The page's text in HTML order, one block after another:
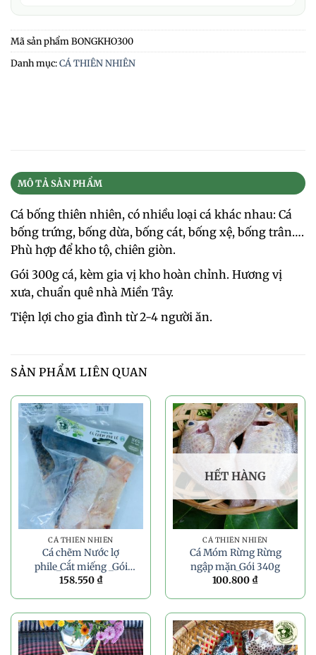
Mã sản phẩmBONGKHO300
Danh mục:CÁ THIÊN NHIÊN
MÔ TẢ SẢN PHẨM
Cá bống thiên nhiên, có nhiều loại cá khác nhau: Cá
bống trứng, bống dừa, bống cát, bống xệ, bống trân….
Phù hợp để kho tộ, chiên giòn.
Gói 300g cá, kèm gia vị kho hoàn chỉnh. Hương vị
xưa, chuẩn quê nhà Miền Tây.
Tiện lợi cho gia đình từ 2-4 người ăn.
SẢN PHẨM LIÊN QUAN
CÁ THIÊN NHIÊN
Cá chẽm Nước lợ
phile_Cắt miếng _Gói
350g
158.550 ₫
HẾT HÀNG
CÁ THIÊN NHIÊN
Cá Móm Rừng Rừng
ngập mặn_Gói 340g
100.800 ₫